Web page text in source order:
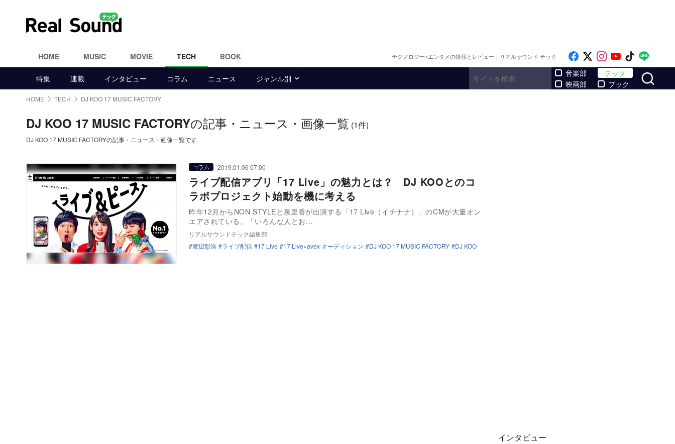
HOME MUSIC MOVIE TECH BOOK テクノロジー×エンタメの情報とレビュー｜リアルサウンド テック Like on Facebook
Follow on x
Follow on
Follow on
Follow
特集 連載 インタビュー コラム ニュース ジャンル別
音楽部
映画部
テック
ブック
HOME TECH DJ KOO 17 MUSIC FACTORY
DJ KOO 17 MUSIC FACTORYの記事・ニュース・画像一覧 (1件)
DJ KOO 17 MUSIC FACTORYの記事・ニュース・画像一覧です
コラム 2019.01.06 07:00
ライブ配信アプリ「17 Live」の魅力とは？ DJ KOOとのコ
ラボプロジェクト始動を機に考える
昨年12月からNON STYLEと泉里香が出演する「17 Live（イチナナ）」のCMが大量オン
エアされている。「いろんな人とお…
リアルサウンドテック編集部
渡辺彰浩
ライブ配信 17 Live 17 Live×avex オーディション DJ KOO 17 MUSIC FACTORY DJ KOO
インタビュー